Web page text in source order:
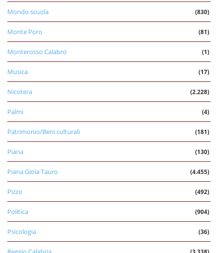
Mondo scuola (830)
Monte Poro (81)
Monterosso Calabro (1)
Musica (17)
Nicotera (2.228)
Palmi (4)
Patrimonio/Beni culturali (181)
Piana (130)
Piana Gioia Tauro (4.455)
Pizzo (492)
Politica (904)
Psicologia (36)